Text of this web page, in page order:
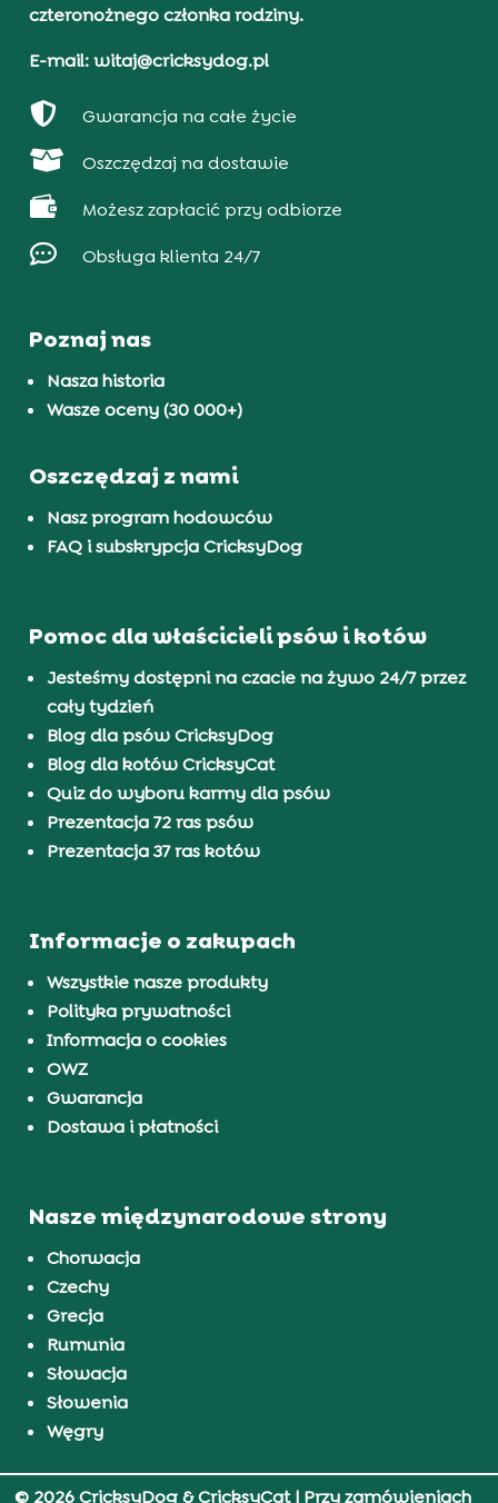
czteronożnego członka rodziny.
E-mail: witaj@cricksydog.pl
 Gwarancja na całe życie
 Oszczędzaj na dostawie
 Możesz zapłacić przy odbiorze
 Obsługa klienta 24/7
Poznaj nas
Nasza historia
Wasze oceny (30 000+)
Oszczędzaj z nami
Nasz program hodowców
FAQ i subskrypcja CricksyDog
Pomoc dla właścicieli psów i kotów
Jesteśmy dostępni na czacie na żywo 24/7 przez
cały tydzień
Blog dla psów CricksyDog
Blog dla kotów CricksyCat
Quiz do wyboru karmy dla psów
Prezentacja 72 ras psów
Prezentacja 37 ras kotów
Informacje o zakupach
Wszystkie nasze produkty
Polityka prywatności
Informacja o cookies
OWZ
Gwarancja
Dostawa i płatności
Nasze międzynarodowe strony
Chorwacja
Czechy
Grecja
Rumunia
Słowacja
Słowenia
Węgry
© 2026 CricksyDog & CricksyCat| Przy zamówieniach